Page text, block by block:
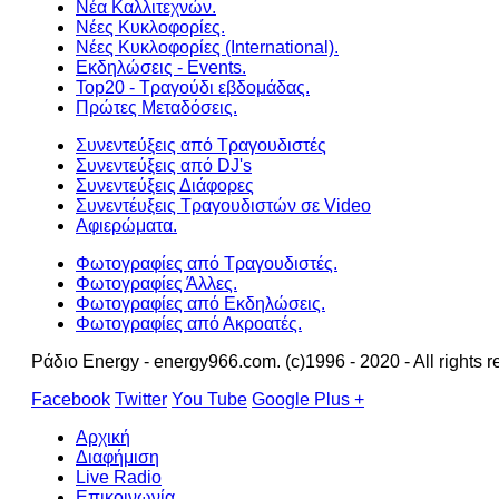
Νέα Καλλιτεχνών.
Νέες Κυκλοφορίες.
Νέες Κυκλοφορίες (International).
Εκδηλώσεις - Events.
Top20 - Τραγούδι εβδομάδας.
Πρώτες Μεταδόσεις.
Συνεντεύξεις από Τραγουδιστές
Συνεντεύξεις από DJ's
Συνεντεύξεις Διάφορες
Συνεντέυξεις Τραγουδιστών σε Video
Αφιερώματα.
Φωτογραφίες από Τραγουδιστές.
Φωτογραφίες Άλλες.
Φωτογραφίες από Εκδηλώσεις.
Φωτογραφίες από Ακροατές.
Ράδιο Energy - energy966.com. (c)1996 - 2020 - All rights
Facebook Twitter You Tube Google Plus +
Αρχική
Διαφήμιση
Live Radio